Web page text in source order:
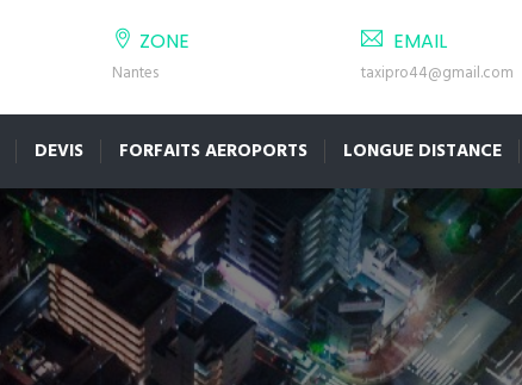
ZONE
Nantes
EMAIL
taxipro44@gmail.com
DEVIS FORFAITS AEROPORTS LONGUE DISTANCE